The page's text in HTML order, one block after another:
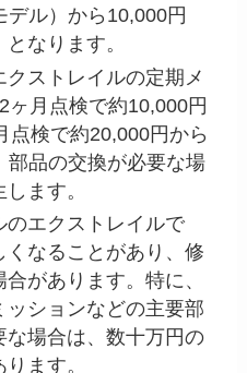
ル）から10,000円
なります。
クストレイルの定期メ
ヶ月点検で約10,000円
点検で約20,000円から
部品の交換が必要な場
ます。
のエクストレイルで
なることがあり、修
があります。特に、
ションなどの主要部
な場合は、数十万円の
ます。